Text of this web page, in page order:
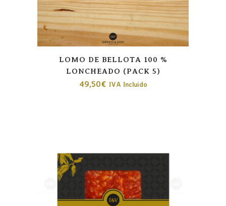
LOMO DE BELLOTA 100 %
LONCHEADO (PACK 5)
49,50€ IVA Incluido